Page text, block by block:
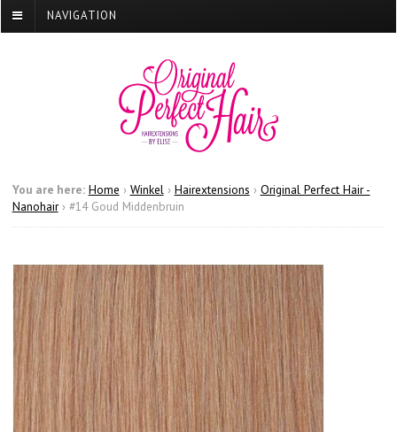
NAVIGATION
You are here: Home › Winkel › Hairextensions › Original Perfect Hair -
Nanohair › #14 Goud Middenbruin